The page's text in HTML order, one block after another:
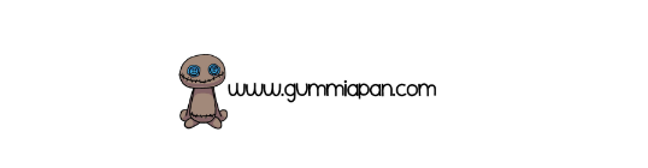
Hoppa
till
navigering
Hoppa
till
innehåll